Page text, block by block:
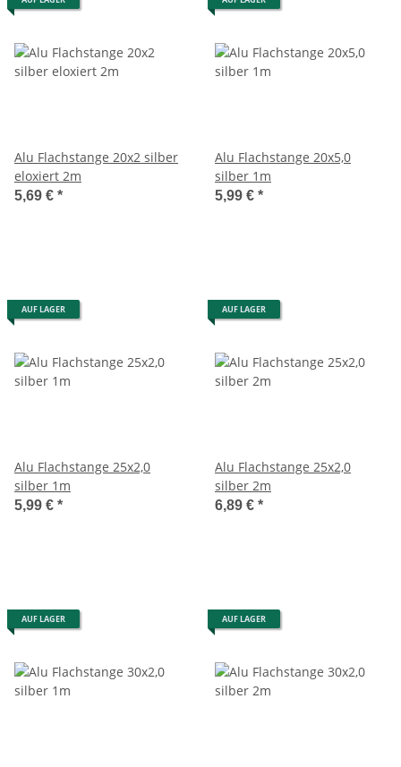
Alu Flachstange 20x2 silber
eloxiert 2m
5,69 € *
Alu Flachstange 20x5,0
silber 1m
5,99 € *
AUF LAGER
Alu Flachstange 25x2,0
silber 1m
5,99 € *
AUF LAGER
Alu Flachstange 25x2,0
silber 2m
6,89 € *
AUF LAGER AUF LAGER